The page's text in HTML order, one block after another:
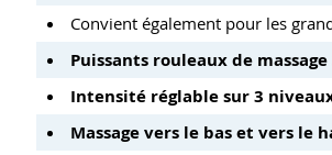
Convient également pour les
Puissants rouleaux de
Intensité réglable sur 3
Massage vers le bas et vers le